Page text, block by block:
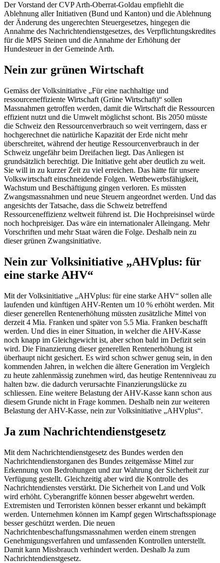
Der Vorstand der CVP Arth-Oberrat-Goldau empfiehlt die
Ablehnung aller Initiativen (Bund und Kanton) und die Ablehnung
der Änderung des ungerechten Steuergesetzes, hingegen die
Annahme des Nachrichtendienstgesetzes, des Verpflichtungskredites
für die MPS Steinen und die Annahme der Erhöhung der
Hundesteuer in der Gemeinde Arth.
Nein zur grünen Wirtschaft
Gemäss der Volksinitiative „Für eine nachhaltige und
ressourceneffiziente Wirtschaft (Grüne Wirtschaft)“ sollen
Massnahmen getroffen werden, damit die Wirtschaft die Ressourcen
effizient nutzt und die Umwelt möglichst schont. Bis 2050 müsste
die Schweiz den Ressourcenverbrauch so weit verringern, dass er
hochgerechnet die natürliche Kapazität der Erde nicht mehr
überschreitet, während der heutige Ressourcenverbrauch in der
Schweiz ungefähr beim Dreifachen liegt. Das Anliegen ist
grundsätzlich berechtigt. Die Initiative geht aber deutlich zu weit.
Sie will in zu kurzer Zeit zu viel erreichen. Das hätte für unsere
Volkswirtschaft einschneidende Folgen. Wettbewerbsfähigkeit,
Wachstum und Beschäftigung gingen verloren. Es müssten
Zwangsmassnahmen und neue Steuern angeordnet werden. Und das
angesichts der Tatsache, dass die Schweiz betreffend
Ressourceneffizienz weltweit führend ist. Die Hochpreisinsel würde
noch hochpreisiger. Das wäre ein internationaler Alleingang. Mehr
Vorschriften und mehr Staat wären die Folge. Deshalb nein zu
dieser grünen Zwangsinitiative.
Nein zur Volksinitiative „AHVplus: für
eine starke AHV“
Mit der Volksinitiative „AHVplus: für eine starke AHV“ sollen alle
laufenden und künftigen AHV-Renten um 10 % erhöht werden. Mit
dieser generellen Rentenerhöhung müssten zusätzliche Mittel von
derzeit 4 Mia. Franken und später von 5.5 Mia. Franken beschafft
werden. Und dies in einer Situation, in welcher die AHV-Kasse
noch knapp im Gleichgewicht ist, aber schon bald im Defizit sein
wird. Die Finanzierung dieser generellen Rentenerhöhung ist
überhaupt nicht gesichert. Es wird schon schwer genug sein, in den
kommenden Jahren, in welchen die ältere Generation im Vergleich
zu heute zahlenmässig zunehmen wird, das heutige Rentenniveau zu
halten bzw. die dadurch verursachte Finanzierungslücke zu
schliessen. Eine weitere Belastung der AHV-Kasse kann schon aus
diesem Grunde nicht in Frage kommen. Deshalb nein zur weiteren
Belastung der AHV-Kasse, nein zur Volksinitiative „AHVplus“.
Ja zum Nachrichtendienstgesetz
Mit dem Nachrichtendienstgesetz des Bundes werden den
Nachrichtendienstorganen des Bundes zeitgemässe Mittel zur
Erkennung von Bedrohungen und zur Wahrung der Sicherheit zur
Verfügung gestellt. Gleichzeitig aber wird die Kontrolle des
Nachrichtendienstes verstärkt. Die Sicherheit von Land und Volk
wird erhöht. Cyberangriffe können besser abgewehrt werden.
Extremisten und Terroristen können besser erkannt und bekämpft
werden. Unternehmen können im Kampf gegen Wirtschaftsspionage
besser geschützt werden. Die neuen
Nachrichtenbeschaffungsmassnahmen werden einem strengen
Genehmigungsverfahren und umfassenden Kontrollen unterstellt.
Damit kann Missbrauch verhindert werden. Deshalb Ja zum
Nachrichtendienstgesetz.